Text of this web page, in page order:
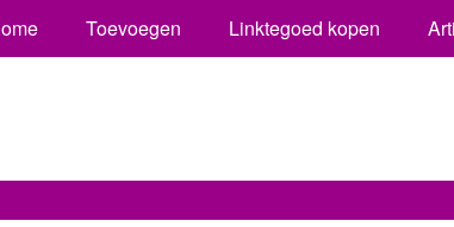
Toevoegen Linktegoed kopen